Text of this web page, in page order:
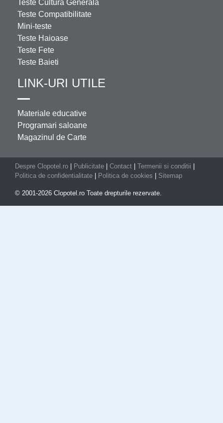
Teste Cultura Generala
Teste Compatibilitate
Mini-teste
Teste Haioase
Teste Fete
Teste Baieti
LINK-URI UTILE
Materiale educative
Programari saloane
Magazinul de Carte
Despre Clopotel.ro Publicitate Contact Termenii si conditii
Politica de confidentialitate
Politica de cookies Sitemap
© 2001-2026 Clopotel.ro Toate drepturile rezervate.